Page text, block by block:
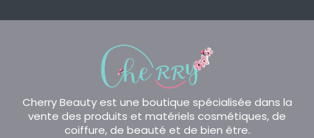
Cherry Beauty est une boutique spécialisée dans la
vente des produits et matériels cosmétiques, de
coiffure, de beauté et de bien être.